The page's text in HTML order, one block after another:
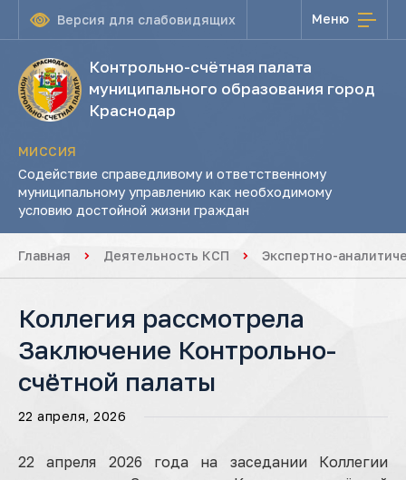
Версия для слабовидящих Меню
Контрольно-счётная палата
муниципального образования город
Краснодар
МИССИЯ
Содействие справедливому и ответственному
муниципальному управлению как необходимому
условию достойной жизни граждан
Главная Деятельность КСП Экспертно-
Коллегия рассмотрела
Заключение Контрольно-
счётной палаты
22 апреля, 2026
22 апреля 2026 года на заседании Коллегии